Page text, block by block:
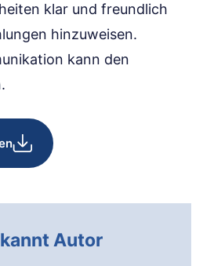
klar und freundlich
hinzuweisen.
kann den
Autor